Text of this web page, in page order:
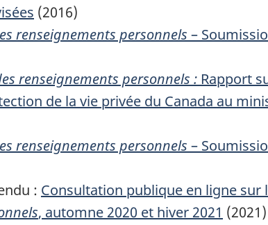
(2016)
renseignements personnels –
renseignements personnels : Rapport
de la vie privée du Canada au
renseignements personnels –
: Consultation publique en ligne sur
, automne 2020 et hiver 2021 (2021)